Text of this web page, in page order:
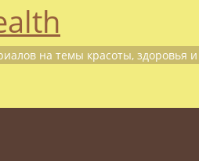
на темы красоты, здоровья и